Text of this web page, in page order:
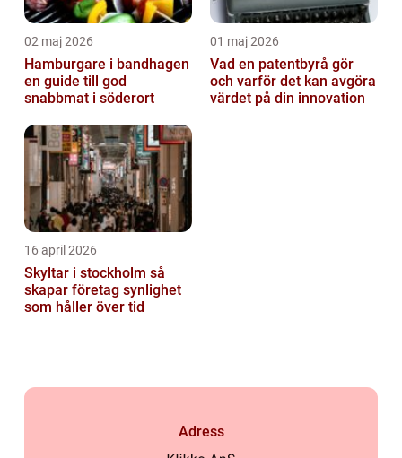
02 maj 2026
Hamburgare i bandhagen
en guide till god
snabbmat i söderort
01 maj 2026
Vad en patentbyrå gör
och varför det kan avgöra
värdet på din innovation
16 april 2026
Skyltar i stockholm så
skapar företag synlighet
som håller över tid
Adress